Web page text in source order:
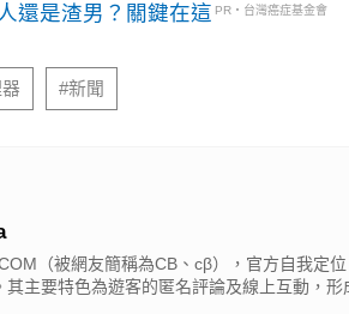
還是渣男？關鍵在這 PR・台灣癌症基金會
#新聞
（被網友簡稱為CB、cβ），官方自我定
其主要特色為遊客的匿名評論及線上互動，形